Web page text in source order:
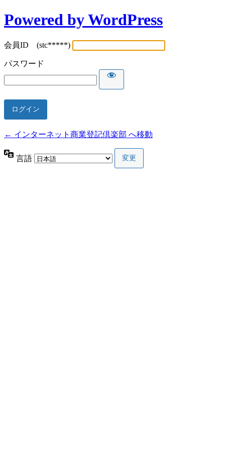
Powered by WordPress
会員ID (stc*****)
パスワード
← インターネット商業登記倶楽部 へ移動
言語